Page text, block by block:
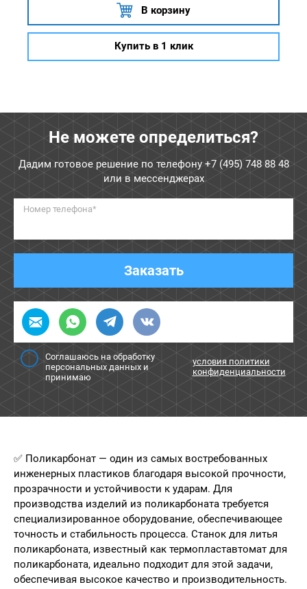
В корзину
Купить в 1 клик
Не можете определиться?
Дадим готовое решение по телефону +7 (495) 748 88 48
или в мессенджерах
Номер телефона*
Заказать
Соглашаюсь на обработку
персональных данных и
принимаю
условия политики
конфиденциальности
✅ Поликарбонат — один из самых востребованных
инженерных пластиков благодаря высокой прочности,
прозрачности и устойчивости к ударам. Для
производства изделий из поликарбоната требуется
специализированное оборудование, обеспечивающее
точность и стабильность процесса. Станок для литья
поликарбоната, известный как термопластавтомат для
поликарбоната, идеально подходит для этой задачи,
обеспечивая высокое качество и производительность.